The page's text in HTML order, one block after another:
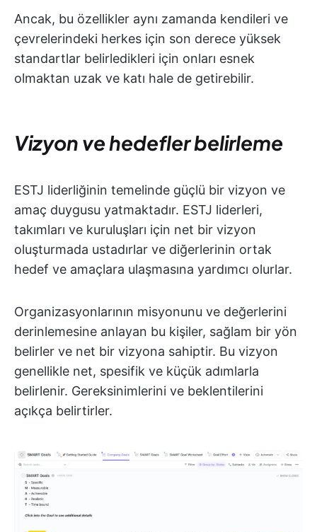
Ancak, bu özellikler aynı zamanda kendileri ve
çevrelerindeki herkes için son derece yüksek
standartlar belirledikleri için onları esnek
olmaktan uzak ve katı hale de getirebilir.
Vizyon ve hedefler belirleme
ESTJ liderliğinin temelinde güçlü bir vizyon ve
amaç duygusu yatmaktadır. ESTJ liderleri,
takımları ve kuruluşları için net bir vizyon
oluşturmada ustadırlar ve diğerlerinin ortak
hedef ve amaçlara ulaşmasına yardımcı olurlar.
Organizasyonlarının misyonunu ve değerlerini
derinlemesine anlayan bu kişiler, sağlam bir yön
belirler ve net bir vizyona sahiptir. Bu vizyon
genellikle net, spesifik ve küçük adımlarla
belirlenir. Gereksinimlerini ve beklentilerini
açıkça belirtirler.